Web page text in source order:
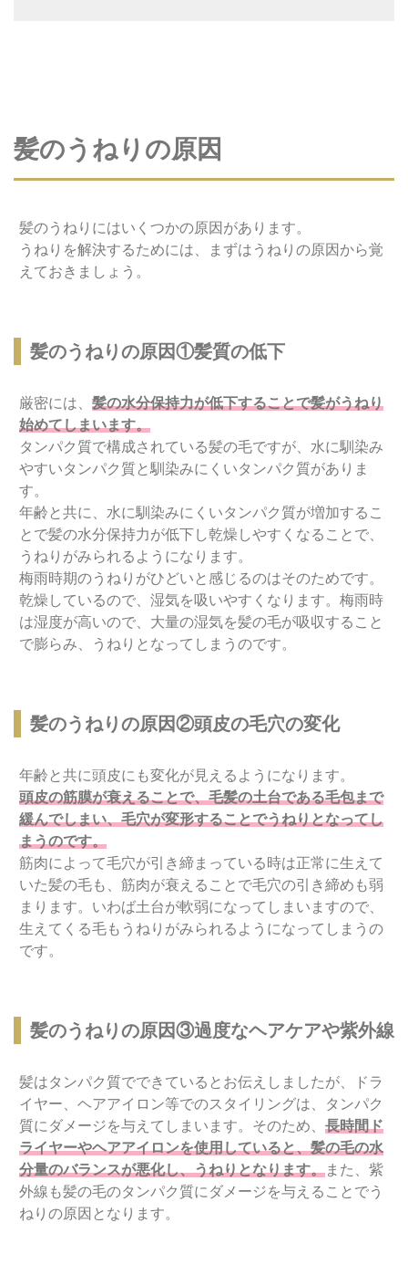
髪のうねりの原因
髪のうねりにはいくつかの原因があります。
うねりを解決するためには、まずはうねりの原因から覚
えておきましょう。
髪のうねりの原因①髪質の低下
厳密には、 髪の水分保持力が低下することで髪がうねり
始めてしまいます。
タンパク質で構成されている髪の毛ですが、水に馴染み
やすいタンパク質と馴染みにくいタンパク質がありま
す。
年齢と共に、水に馴染みにくいタンパク質が増加するこ
とで髪の水分保持力が低下し乾燥しやすくなることで、
うねりがみられるようになります。
梅雨時期のうねりがひどいと感じるのはそのためです。
乾燥しているので、湿気を吸いやすくなります。梅雨時
は湿度が高いので、大量の湿気を髪の毛が吸収すること
で膨らみ、うねりとなってしまうのです。
髪のうねりの原因②頭皮の毛穴の変化
年齢と共に頭皮にも変化が見えるようになります。
頭皮の筋膜が衰えることで、毛髪の土台である毛包まで
緩んでしまい、毛穴が変形することでうねりとなってし
まうのです。
筋肉によって毛穴が引き締まっている時は正常に生えて
いた髪の毛も、筋肉が衰えることで毛穴の引き締めも弱
まります。いわば土台が軟弱になってしまいますので、
生えてくる毛もうねりがみられるようになってしまうの
です。
髪のうねりの原因③過度なヘアケアや紫外線
髪はタンパク質でできているとお伝えしましたが、ドラ
イヤー、ヘアアイロン等でのスタイリングは、タンパク
質にダメージを与えてしまいます。そのため、 長時間ド
ライヤーやヘアアイロンを使用していると、髪の毛の水
分量のバランスが悪化し、うねりとなります。また、紫
外線も髪の毛のタンパク質にダメージを与えることでう
ねりの原因となります。